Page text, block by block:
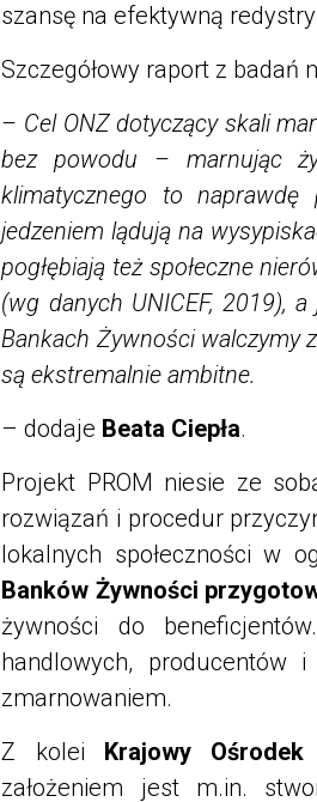
szansę na efektywną
Szczegółowy raport z badań
– Cel ONZ dotyczący skali
bez powodu – marnując
klimatycznego to
jedzeniem lądują na
pogłębiają też społeczne
(wg danych UNICEF, 2019),
Bankach Żywności walczymy
są ekstremalnie ambitne.
– dodaje Beata Ciepła.
Projekt PROM niesie ze
rozwiązań i procedur
lokalnych społeczności w
Banków Żywności
żywności do
handlowych, producentów
zmarnowaniem.
Z kolei Krajowy
założeniem jest m.in.